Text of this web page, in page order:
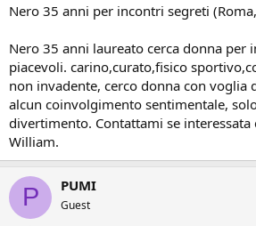
Nero 35 anni per incontri segreti
Nero 35 anni laureato cerca donna per
piacevoli. carino,curato,fisico
non invadente, cerco donna con voglia
alcun coinvolgimento sentimentale,
divertimento. Contattami se interessata
William.
P PUMI
Guest